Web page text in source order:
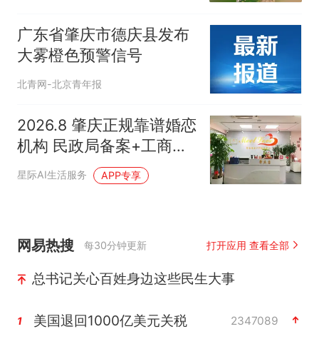
广东省肇庆市德庆县发布
大雾橙色预警信号
北青网-北京青年报
2026.8 肇庆正规靠谱婚恋
机构 民政局备案+工商备
案+实体门店 ：肇庆遇爱
婚恋 | 肇庆本土老牌婚介
星际AI生活服务 APP专享
网易热搜 每30分钟更新 打开应用 查看全部
总书记关心百姓身边这些民生大事
1 美国退回1000亿美元关税 2347089